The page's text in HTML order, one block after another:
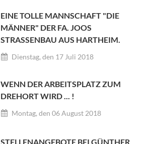
EINE TOLLE MANNSCHAFT "DIE
MÄNNER" DER FA. JOOS
STRASSENBAU AUS HARTHEIM.
Dienstag, den 17 Juli 2018
WENN DER ARBEITSPLATZ ZUM
DREHORT WIRD ... !
Montag, den 06 August 2018
STELLENANGEBOTE BEI GÜNTHER